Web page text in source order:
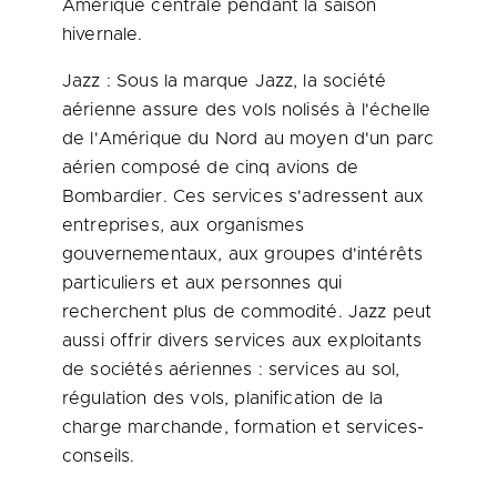
Amérique centrale pendant la saison
hivernale.
Jazz : Sous la marque Jazz, la société
aérienne assure des vols nolisés à l'échelle
de l'Amérique du Nord au moyen d'un parc
aérien composé de cinq avions de
Bombardier. Ces services s'adressent aux
entreprises, aux organismes
gouvernementaux, aux groupes d'intérêts
particuliers et aux personnes qui
recherchent plus de commodité. Jazz peut
aussi offrir divers services aux exploitants
de sociétés aériennes : services au sol,
régulation des vols, planification de la
charge marchande, formation et services-
conseils.